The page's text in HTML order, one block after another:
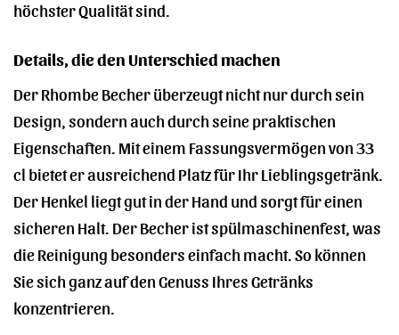
höchster Qualität sind.
Details, die den Unterschied machen
Der Rhombe Becher überzeugt nicht nur durch sein
Design, sondern auch durch seine praktischen
Eigenschaften. Mit einem Fassungsvermögen von 33
cl bietet er ausreichend Platz für Ihr Lieblingsgetränk.
Der Henkel liegt gut in der Hand und sorgt für einen
sicheren Halt. Der Becher ist spülmaschinenfest, was
die Reinigung besonders einfach macht. So können
Sie sich ganz auf den Genuss Ihres Getränks
konzentrieren.